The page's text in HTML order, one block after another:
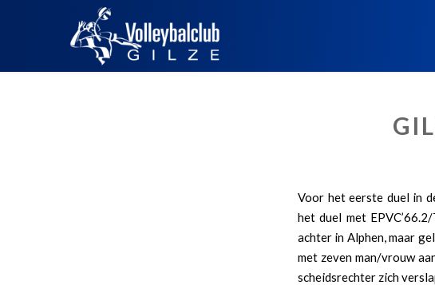
Voor het eerste duel in
het duel met
achter in Alphen, maar
met zeven man/vrouw
scheidsrechter zich